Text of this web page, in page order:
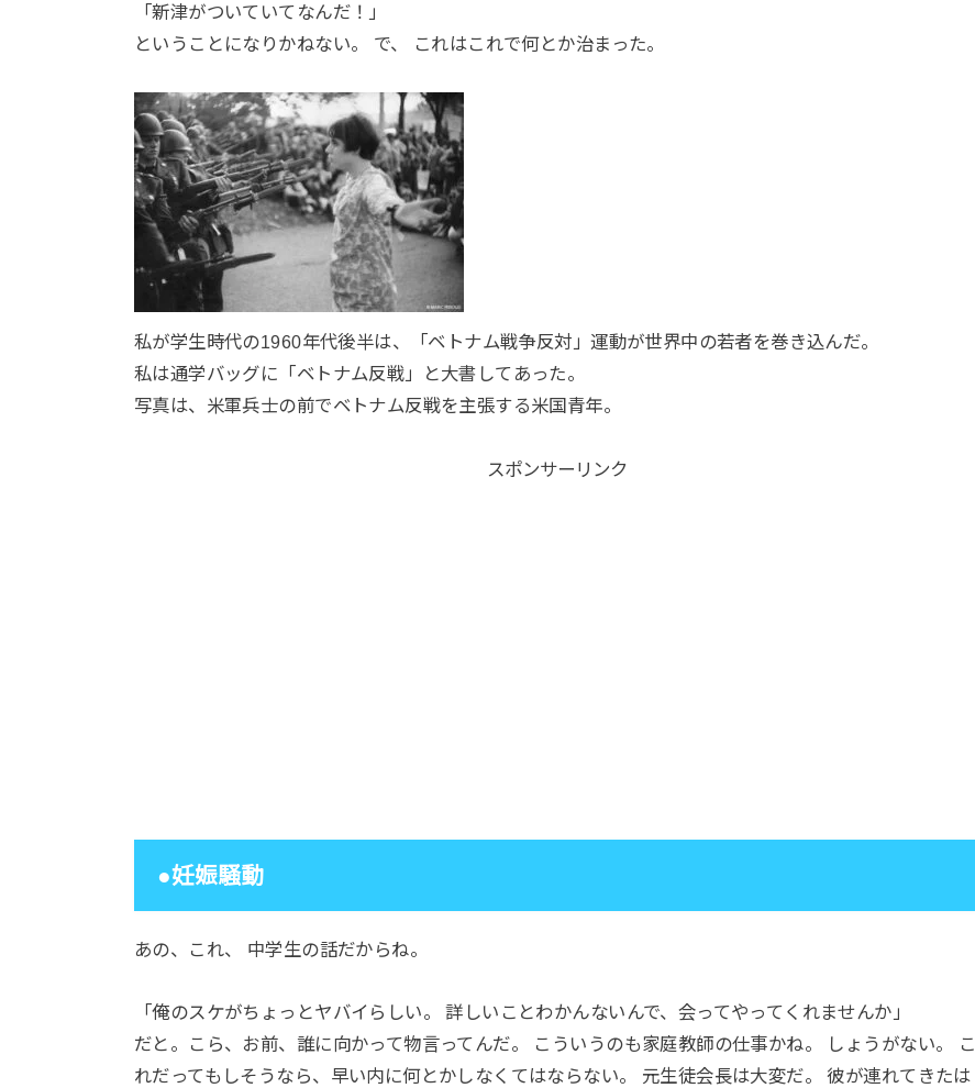
「新津がついていてなんだ！」
ということになりかねない。 で、 これはこれで何とか治まった。
私が学生時代の1960年代後半は、「ベトナム戦争反対」運動が世界中の若者を巻き込んだ。
私は通学バッグに「ベトナム反戦」と大書してあった。
写真は、米軍兵士の前でベトナム反戦を主張する米国青年。
スポンサーリンク
●妊娠騒動
あの、これ、 中学生の話だからね。
「俺のスケがちょっとヤバイらしい。 詳しいことわかんないんで、会ってやってくれませんか」
だと。こら、お前、誰に向かって物言ってんだ。 こういうのも家庭教師の仕事かね。 しょうがない。 こ
れだってもしそうなら、早い内に何とかしなくてはならない。 元生徒会長は大変だ。 彼が連れてきたは